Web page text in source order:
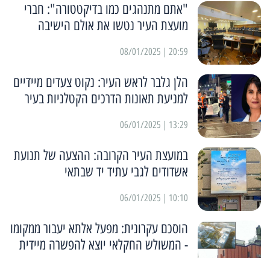
"אתם מתנהגים כמו בדיקטטורה": חברי
מועצת העיר נטשו את אולם הישיבה
20:59 | 08/01/2025
הלן גלבר לראש העיר: נקוט צעדים מיידיים
למניעת תאונות הדרכים הקטלניות בעיר
13:29 | 06/01/2025
במועצת העיר הקרובה: ההצעה של תנועת
אשדודים לגבי עתיד יד שבתאי
10:10 | 06/01/2025
הוסכם עקרונית: מפעל אלתא יעבור ממקומו
- המשולש החקלאי יוצא להפשרה מיידית